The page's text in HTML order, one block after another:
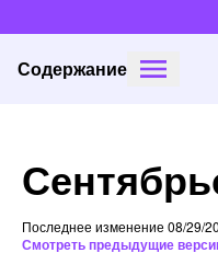
Содержание
Последнее изменение 08/29/
Смотреть предыдущие